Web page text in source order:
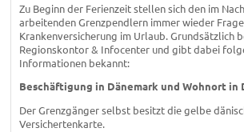
Zu Beginn der Ferienzeit stellen sich den im
arbeitenden Grenzpendlern immer wieder
Krankenversicherung im Urlaub. Grundsätzlich
Regionskontor & Infocenter und gibt dabei
Informationen bekannt:
Beschäftigung in Dänemark und Wohnort in
Der Grenzgänger selbst besitzt die gelbe
Versichertenkarte.